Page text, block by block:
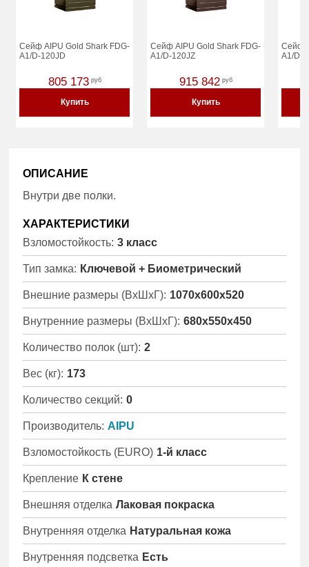
Сейф AIPU Gold Shark FDG-
A1/D-120JD
805 173 руб
Купить
Сейф AIPU Gold Shark FDG-
A1/D-120JZ
915 842 руб
Купить
Сейф
A1/D-
ОПИСАНИЕ
Внутри две полки.
ХАРАКТЕРИСТИКИ
Взломостойкость: 3 класс
Тип замка: Ключевой + Биометрический
Внешние размеры (ВхШхГ): 1070x600x520
Внутренние размеры (ВхШхГ): 680x550x450
Количество полок (шт): 2
Вес (кг): 173
Количество секций: 0
Производитель: AIPU
Взломостойкость (EURO) 1-й класс
Крепление К стене
Внешняя отделка Лаковая покраска
Внутренняя отделка Натуральная кожа
Внутренняя подсветка Есть